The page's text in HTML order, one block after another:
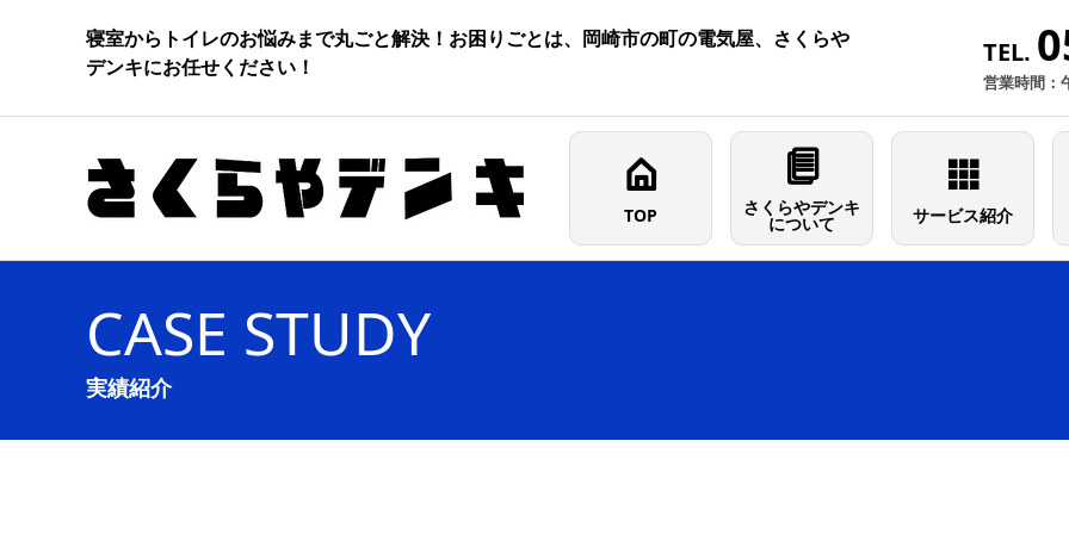
寝室からトイレのお悩みまで丸ごと解決！お困りごとは、岡崎市の町の電気屋、さくらや
デンキにお任せください！
TEL.
営業時間：
TOP さくらやデンキ
について サービス紹介
CASE STUDY
実績紹介